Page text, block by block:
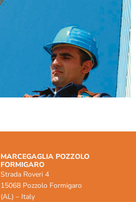
MARCEGAGLIA POZZOLO
FORMIGARO
Strada Roveri 4
15068 Pozzolo Formigaro
(AL) – Italy